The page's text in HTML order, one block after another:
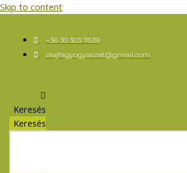
Skip to content
+36 30 303 7639
olajfagyogyaszat@gmail.com
Keresés
Keresés